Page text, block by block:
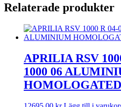
Relaterade produkter
APRILIA RSV
1000 06